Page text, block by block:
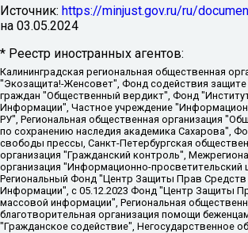
Источник: https://minjust.gov.ru/ru/
на 03.05.2024
* Реестр иностранных агентов:
Калининградская региональная общественная организация "Экозащита!-Женсовет", Фонд содействия защите прав и свобод граждан "Общественный вердикт", Фонд "Институт Развития Свободы Информации", Частное учреждение "Информационное агентство МЕМО. РУ", Региональная общественная организация "Общественная комиссия по сохранению наследия академика Сахарова", Фонд поддержки свободы прессы, Санкт-Петербургская общественная правозащитная организация "Гражданский контроль", Межрегиональная общественная организация "Информационно-просветительский центр "Мемориал", Региональный Фонд "Центр Защиты Прав Средств Массовой Информации", с 05.12.2023 Фонд "Центр Защиты Прав Средств массовой информации", Региональная общественная благотворительная организация помощи беженцам и мигрантам "Гражданское содействие", Негосударственное образовательное учреждение дополнительного профессионального образования (повышение квалификации) специалистов "АКАДЕМИЯ ПО ПРАВАМ ЧЕЛОВЕКА", Свердловская региональная общественная организация "Сутяжник", Автономная некоммерческая организация "Центр независимых социологических исследований", Союз общественных объединений "Российский исследовательский центр по правам человека", Региональное общественное учреждение научно-информационный центр "МЕМОРИАЛ", Некоммерческая организация "Фонд защиты гласности", Автономная некоммерческая организация "Институт прав человека", Городская общественная организация "Екатеринбургское общество "МЕМОРИАЛ", Городская общественная организация "Рязанское историко-просветительское и правозащитное общество "Мемориал" (Рязанский Мемориал), Челябинский региональный орган общественной самодеятельности – женское общественное объединение "Женщины Евразии", Челябинский региональный орган общественной самодеятельности "Уральская правозащитная группа", Фонд содействия защите здоровья и социальной справедливости имени Андрея Рылькова, Автономная Некоммерческая Организация "Аналитический Центр Юрия Левады", Автономная некоммерческая организация социальной поддержки населения "Проект Апрель", Региональная общественная организация помощи женщинам и детям, находящимся в кризисной ситуации "Информационно-методический центр "Анна", Фонд содействия развитию массовых коммуникаций и правовому просвещению "Так-так-Так", Фонд содействия устойчивому развитию "Серебряная тайга", Свердловский региональный общественный фонд социальных проектов "Новое время", "Idel.Реалии", Кавказ.Реалии, Крым.Реалии, Телеканал Настоящее Время, Татаро-башкирская служба Радио Свобода (Azatliq Radiosi), Радио Свободная Европа/Радио Свобода (PCE/PC), "Сибирь.Реалии", "Фактограф", Благотворительный фонд помощи осужденным и их семьям, Автономная некоммерческая организация "Институт глобализации и социальных движений", Фонд "В защиту прав заключенных", Частное учреждение "Центр поддержки и содействия развитию средств массовой информации", Пензенский региональный общественный благотворительный фонд "Гражданский союз", "Север.Реалии", Некоммерческая организация Фонд "Правовая инициатива", Общество с ограниченной ответственностью "Радио Свободная Европа/Радио Свобода", Чешское информационное агентство "MEDIUM-ORIENT", Красноярская региональная общественная организация "Мы против СПИДа", Камалягин Денис Николаевич, Маркелов Сергей Евгеньевич, Пономарев Лев Александрович, Савицкая Людмила Алексеевна, Автономная некоммерческая организация "Центр по работе с проблемой насилия "НАСИЛИЮ.НЕТ", Межрегиональный профессиональный союз работников здравоохранения "Альянс врачей", Юридическое лицо, зарегистрированное в Латвийской Республике, SIA "Medusa Project" (регистрационный номер 40103797863, дата регистрации 10.06.2014), Некоммерческая организация "Фонд по борьбе с коррупцией", Автономная некоммерческая организация "Институт права и публичной политики", Баданин Роман Сергеевич, Гликин Максим Александрович, Железнова Мария Михайловна, Лукьянова Юлия Сергеевна, Маетная Елизавета Витальевна, Маняхин Петр Борисович, Чуракова Ольга Владимировна, Ярош Юлия Петровна, Юридическое лицо "The Insider SIA", зарегистрированное в Риге, Латвийская Республика (дата регистрации 26.06.2015), являющееся администратором доменного имени интернет-издания "The Insider SIA", https://theins.ru, Постернак Алексей Евгеньевич, Рубин Михаил Аркадьевич, Анин Роман Александрович, Юридическое лицо Istories fonds, зарегистрированное в Латвийской Республике (регистрационный номер 50008295751, дата регистрации 24.02.2020), Великовский Дмитрий Александрович, Долинина Ирина Николаевна, Мароховская Алеся Алексеевна, Шлейнов Роман Юрьевич, Шмагун Олеся Валентиновна, Общество с ограниченной ответственностью "Альтаир 2021", Общество с ограниченной ответственностью "Вега 2021", Общество с ограниченной ответственностью "Главный редактор 2021", Общество с ограниченной ответственностью "Ромашки монолит", Важенков Артем Валерьевич, Ивановская областная общественная организация "Центр гендерных исследований", Гурман Юрий Альбертович, Медиапроект "ОВД-Инфо", Егоров Владимир Владимирович, Жилинский Владимир Александрович, Общество с ограниченной ответственностью "ЗП", Иванова София Юрьевна, Карезина Инна Павловна, Кильтау Екатерина Викторовна, Петров Алексей Викторович, Пискунов Сергей Евгеньевич, Смирнов Сергей Сергеевич, Тихонов Михаил Сергеевич, Общество с ограниченной ответственностью "ЖУРНАЛИСТ-ИНОСТРАННЫЙ АГЕНТ", Арапова Галина Юрьевна, Вольтская Татьяна Анатольевна, Американская компания "Mason G.E.S. Anonymous Foundation" (США), являющаяся владельцем интернет-издания https://mnews.world/, Компания "Stichting Bellingcat", зарегистрированная в Нидерландах (дата регистрации 11.07.2018), Захаров Андрей Вячеславович, Клепиковская Екатерина Дмитриевна, Общество с ограниченной ответственностью "МЕМО", Перл Роман Александрович, Симонов Евгений Алексеевич, Соловьева Елена Анатольевна, Сотников Даниил Владимирович, Сурначева Елизавета Дмитриевна, Автономная некоммерческая организация по защите прав человека и информированию населения "Якутия – Наше Мнение", Общество с ограниченной ответственностью "Москоу диджитал медиа", с 26.01.2023 Общество с ограниченной ответственностью "Чайка Белые сады", Ветошкина Валерия Валерьевна, Заговора Максим Александрович, Межрегиональное общественное движение "Российская ЛГБТ - сеть", Оленичев Максим Владимирович, Павлов Иван Юрьевич, Скворцова Елена Сергеевна, Общество с ограниченной ответственностью "Как бы инагент", Кочетков Игорь Викторович, Общество с ограниченной ответственностью "Честные выборы", Еланчик Олег Александрович, Общество с ограниченной ответственностью "Нобелевский призыв", Гималова Регина Эмилевна, Григорьев Андрей Валерьевич, Григорьева Алина Александровна, Ассоциация по содействию защите прав призывников, альтернативнослужащих и военнослужащих "Правозащитная группа "Гражданин.Армия.Право", Хисамова Регина Фаритовна, Автономная некоммерческая организация по реализации социально-правовых программ "Лилит", Дальневосточное общественное движение "Маяк", Санкт-Петербургская ЛГБТ-инициативная группа "Выход", Инициативная группа ЛГБТ+ "Реверс", Алексеев Андрей Викторович, Бекбулатова Таисия Львовна, Беляев Иван Михайлович, Владыкина Елена Сергеевна, Гельман Марат Александрович, Никульшина Вероника Юрьевна, Толоконникова Надежда Андреевна, Шендерович Виктор Анатольевич, Общество с ограниченной ответственностью "Данное сообщение", Общество с ограниченной ответственностью Издательский дом "Новая глава", Айнбиндер Александра Александровна, Московский комьюнити-центр для ЛГБТ+инициатив, Благотворительный фонд развития филантропии, Deutsche Welle (Германия, Kurt-Schumacher-Strasse 3, 53113 Bonn), Борзунова Мария Михайловна, Воробьев Виктор Викторович, Голубева Анна Львовна, Константинова Алла Михайловна, Малкова Ирина Владимировна, Мурадов Мурад Абдулгалимович, Осетинская Елизавета Николаевна, Понасенков Евгений Николаевич, Ганапольский Матвей Юрьевич, Киселев Евгений Алексеевич, Борухович Ирина Григорьевна, Дремин Иван Тимофеевич, Дубровский Дмитрий Викторович, Красноярская региональная общественная организация поддержки и развития альтернативных образовательных технологий и межкультурных коммуникаций "ИНТЕРРА", Маяковская Екатерина Алексеевна, Фейгин Марк Захарович, Филимонов Андрей Викторович, Дзугкоева Регина Николаевна, Доброхотов Роман Александрович, Дудь Юрий Александрович, Елкин Сергей Владимирович, Кругликов Кирилл Игоревич, Сабунаева Мария Леонидовна, Семенов Алексей Владимирович, Шаинян Карен Багратович, Шульман Екатерина Михайловна, Асафьев Артур Валерьевич, Вахштайн Виктор